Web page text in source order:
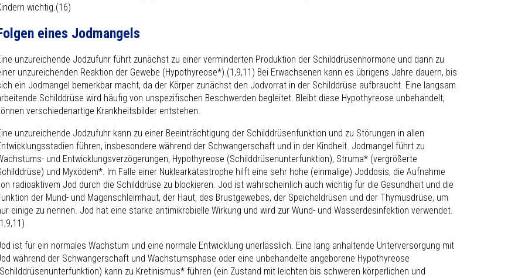
wichtig.(16)
eines Jodmangels
unzureichende Jodzufuhr führt zunächst zu einer verminderten Produktion der Schilddrüsenhormone und dann zu
unzureichenden Reaktion der Gewebe (Hypothyreose*).(1,9,11) Bei Erwachsenen kann es übrigens Jahre dauern, bis
ein Jodmangel bemerkbar macht, da der Körper zunächst den Jodvorrat in der Schilddrüse aufbraucht. Eine langsam
Schilddrüse wird häufig von unspezifischen Beschwerden begleitet. Bleibt diese Hypothyreose unbehandelt,
verschiedenartige Krankheitsbilder entstehen.
unzureichende Jodzufuhr kann zu einer Beeinträchtigung der Schilddrüsenfunktion und zu Störungen in allen
führen, insbesondere während der Schwangerschaft und in der Kindheit. Jodmangel führt zu
und Entwicklungsverzögerungen, Hypothyreose (Schilddrüsenunterfunktion), Struma* (vergrößerte
und Myxödem*. Im Falle einer Nuklearkatastrophe hilft eine sehr hohe (einmalige) Joddosis, die Aufnahme
radioaktivem Jod durch die Schilddrüse zu blockieren. Jod ist wahrscheinlich auch wichtig für die Gesundheit und die
der Mund- und Magenschleimhaut, der Haut, des Brustgewebes, der Speicheldrüsen und der Thymusdrüse, um
einige zu nennen. Jod hat eine starke antimikrobielle Wirkung und wird zur Wund- und Wasserdesinfektion verwendet.
ist für ein normales Wachstum und eine normale Entwicklung unerlässlich. Eine lang anhaltende Unterversorgung mit
während der Schwangerschaft und Wachstumsphase oder eine unbehandelte angeborene Hypothyreose
kann zu Kretinismus* führen (ein Zustand mit leichten bis schweren körperlichen und